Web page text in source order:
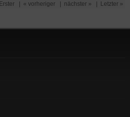
« vorheriger nächster » Letzter »